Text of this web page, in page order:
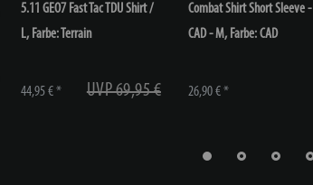
5.11 GEO7 Fast Tac TDU Shirt /
L, Farbe: Terrain
UVP 69,95 €
44,95 € *
Combat Shirt Short Sleeve -
CAD - M, Farbe: CAD
26,90 € *